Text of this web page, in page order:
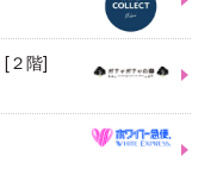
[２階]